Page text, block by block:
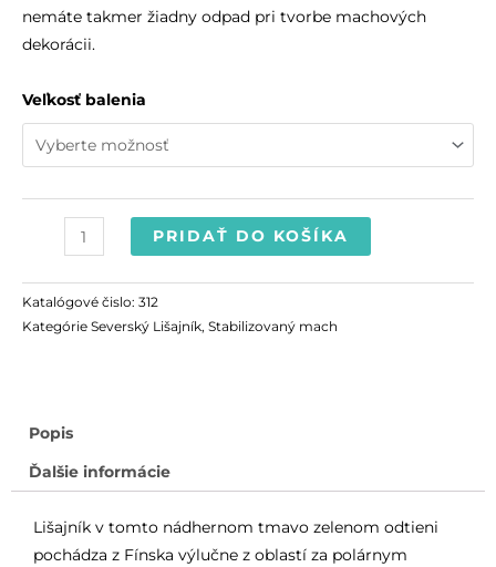
nemáte takmer žiadny odpad pri tvorbe machových
dekorácii.
Veľkosť balenia
PRIDAŤ DO KOŠÍKA
Katalógové čislo: 312
Kategórie Severský Lišajník, Stabilizovaný mach
Popis
Ďalšie informácie
Lišajník v tomto nádhernom tmavo zelenom odtieni
pochádza z Fínska výlučne z oblastí za polárnym